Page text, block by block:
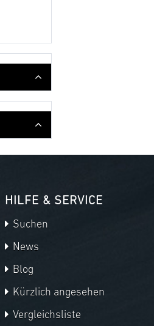
HILFE & SERVICE
Suchen
News
Blog
Kürzlich angesehen
Vergleichsliste